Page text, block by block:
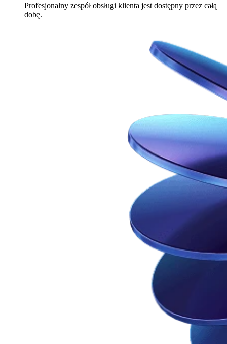
Profesjonalny zespół obsługi klienta jest dostępny przez całą
dobę.